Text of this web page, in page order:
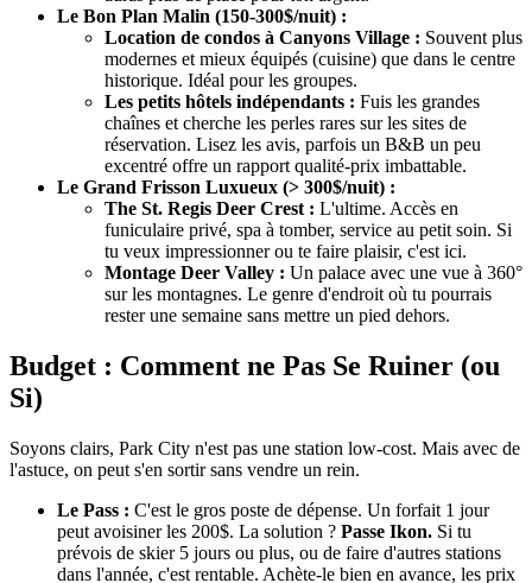
Le Bon Plan Malin (150-300$/nuit) :
Location de condos à Canyons Village : Souvent plus
modernes et mieux équipés (cuisine) que dans le centre
historique. Idéal pour les groupes.
Les petits hôtels indépendants : Fuis les grandes
chaînes et cherche les perles rares sur les sites de
réservation. Lisez les avis, parfois un B&B un peu
excentré offre un rapport qualité-prix imbattable.
Le Grand Frisson Luxueux (> 300$/nuit) :
The St. Regis Deer Crest : L'ultime. Accès en
funiculaire privé, spa à tomber, service au petit soin. Si
tu veux impressionner ou te faire plaisir, c'est ici.
Montage Deer Valley : Un palace avec une vue à 360°
sur les montagnes. Le genre d'endroit où tu pourrais
rester une semaine sans mettre un pied dehors.
Budget : Comment ne Pas Se Ruiner (ou
Si)
Soyons clairs, Park City n'est pas une station low-cost. Mais avec de
l'astuce, on peut s'en sortir sans vendre un rein.
Le Pass : C'est le gros poste de dépense. Un forfait 1 jour
peut avoisiner les 200$. La solution ? Passe Ikon. Si tu
prévois de skier 5 jours ou plus, ou de faire d'autres stations
dans l'année, c'est rentable. Achète-le bien en avance, les prix